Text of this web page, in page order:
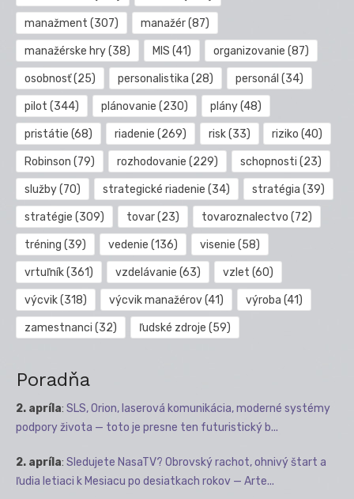
manažment (307) manažér(87)
manažérske hry(38) MIS (41) organizovanie (87)
osobnosť(25) personalistika (28) personál (34)
pilot (344) plánovanie (230) plány(48)
pristátie (68) riadenie (269) risk(33) riziko (40)
Robinson (79) rozhodovanie (229) schopnosti (23)
služby(70) strategické riadenie (34) stratégia (39)
stratégie (309) tovar(23) tovaroznalectvo (72)
tréning (39) vedenie (136) visenie (58)
vrtuľník(361) vzdelávanie (63) vzlet (60)
výcvik(318) výcvik manažérov(41) výroba (41)
zamestnanci (32) ľudské zdroje (59)
Poradňa
2. apríla: SLS, Orion, laserová komunikácia, moderné systémy
podpory života — toto je presne ten futuristický b...
2. apríla: Sledujete NasaTV? Obrovský rachot, ohnivý štart a
ľudia letiaci k Mesiacu po desiatkach rokov — Arte...